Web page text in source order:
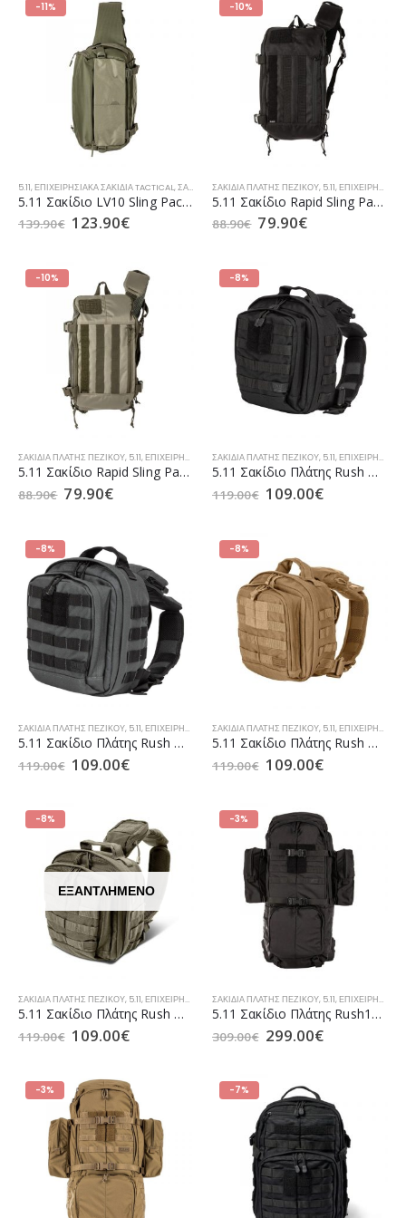
-11%
5.11,ΕΠΙΧΕΙΡΗΣΙΑΚΆ ΣΑΚΊΔΙΑ TACTICAL ,ΣΑΚΊΔΙΑ ΠΛΆΤΗΣ ,ΣΑΚΊΔΙΑ ΠΛΆΤΗΣ CAMPING,ΣΑΚΊΔΙΑ
5.11 Σακίδιο LV10 Sling Pack 2.0 Python (56701)
139.90€ 123.90€
-10%
ΣΑΚΊΔΙΑ ΠΛΆΤΗΣ ΠΕΖΙΚΟΎ, 5.11,ΕΠΙΧΕΙΡΗΣΙΑΚΆ ΣΑΚΊΔΙΑ TACTICAL
5.11 Σακίδιο Rapid Sling Pack 10lt Black (56572)
88.90€ 79.90€
-10%
ΣΑΚΊΔΙΑ ΠΛΆΤΗΣ ΠΕΖΙΚΟΎ, 5.11,ΕΠΙΧΕΙΡΗΣΙΑΚΆ ΣΑΚΊΔΙΑ TACTICAL ,ΣΑΚΊΔΙΑ / ΣΑΚ ΒΟΥΑΓΙΆΖ
5.11 Σακίδιο Rapid Sling Pack 10lt Python (56572)
88.90€ 79.90€
-8%
ΣΑΚΊΔΙΑ ΠΛΆΤΗΣ ΠΕΖΙΚΟΎ, 5.11,ΕΠΙΧΕΙΡΗΣΙΑΚΆ ΣΑΚΊΔΙΑ TACTICAL
5.11 Σακίδιο Πλάτης Rush MOAB 6 Sling Pack 11L Black (56963)
119.00€ 109.00€
-8%
ΣΑΚΊΔΙΑ ΠΛΆΤΗΣ ΠΕΖΙΚΟΎ, 5.11,ΕΠΙΧΕΙΡΗΣΙΑΚΆ ΣΑΚΊΔΙΑ TACTICAL ,ΣΑΚΊΔΙΑ / ΣΑΚ ΒΟΥΑΓΙΆΖ
5.11 Σακίδιο Πλάτης Rush MOAB 6 Sling Pack 11L Double Tap (56963)
119.00€ 109.00€
-8%
ΣΑΚΊΔΙΑ ΠΛΆΤΗΣ ΠΕΖΙΚΟΎ, 5.11,ΕΠΙΧΕΙΡΗΣΙΑΚΆ ΣΑΚΊΔΙΑ TACTICAL
5.11 Σακίδιο Πλάτης Rush MOAB 6 Sling Pack 11L Kangaroo (56963)
119.00€ 109.00€
-8%
ΕΞΑΝΤΛΗΜΈΝΟ
ΣΑΚΊΔΙΑ ΠΛΆΤΗΣ ΠΕΖΙΚΟΎ, 5.11,ΕΠΙΧΕΙΡΗΣΙΑΚΆ ΣΑΚΊΔΙΑ TACTICAL ,ΣΑΚΊΔΙΑ / ΣΑΚ ΒΟΥΑΓΙΆΖ
5.11 Σακίδιο Πλάτης Rush MOAB 6 Sling Pack 11L Ranger Green (56963)
119.00€ 109.00€
-3%
ΣΑΚΊΔΙΑ ΠΛΆΤΗΣ ΠΕΖΙΚΟΎ, 5.11,ΕΠΙΧΕΙΡΗΣΙΑΚΆ ΣΑΚΊΔΙΑ TACTICAL
5.11 Σακίδιο Πλάτης Rush100 60lt Black (56555)
309.00€ 299.00€
-3% -7%